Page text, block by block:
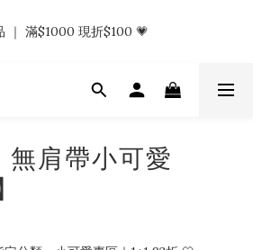
金.ᐟ.ᐟ
｜ 滿$1000 現折$100 💗
｜於社群分享標記回傳 找小編領取購物
肩帶小可愛